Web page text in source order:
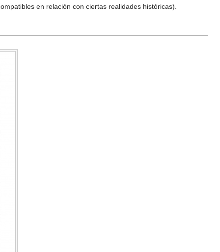
en relación con ciertas realidades históricas).